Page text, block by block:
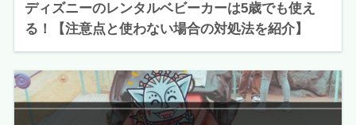
ディズニーのレンタルベビーカーは5歳でも使え
る！【注意点と使わない場合の対処法を紹介】